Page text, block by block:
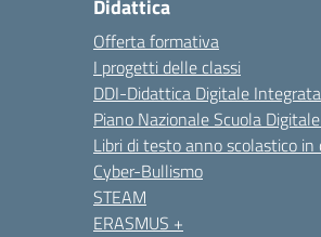
Didattica
Offerta formativa
I progetti delle classi
DDI-Didattica Digitale Integrata
Piano Nazionale Scuola
Libri di testo anno scolastico in
Cyber-Bullismo
STEAM
ERASMUS +